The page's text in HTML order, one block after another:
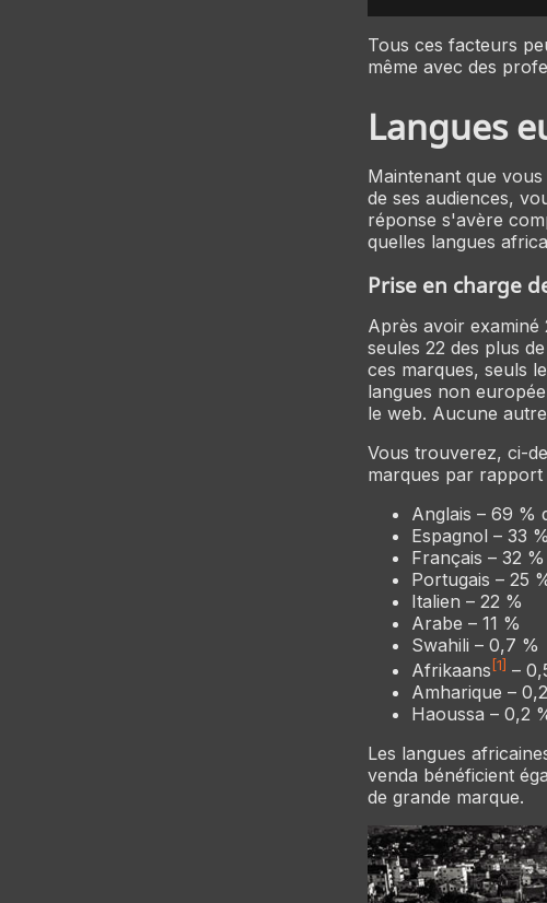
Tous ces facteurs
même avec des
Langues
Maintenant que
de ses audiences,
réponse s'avère
quelles langues
Prise en charge
Après avoir examiné
seules 22 des plus
ces marques, seuls
langues non
le web. Aucune
Vous trouverez, ci-
marques par rapport
Anglais – 69 %
Espagnol – 33 %
Français – 32 %
Portugais – 25
Italien – 22 %
Arabe – 11 %
Swahili – 0,7 %
Afrikaans [1] –
Amharique –
Haoussa – 0,2
Les langues
venda bénéficient
de grande marque.